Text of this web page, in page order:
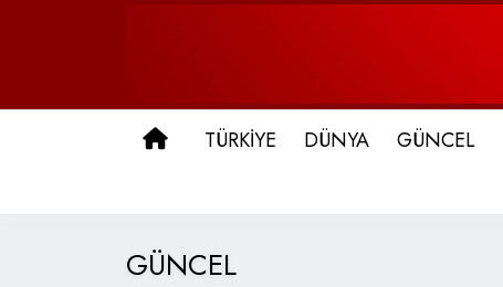
ANA SAYFA
TÜRKİYE DÜNYA GÜNCEL
GÜNCEL